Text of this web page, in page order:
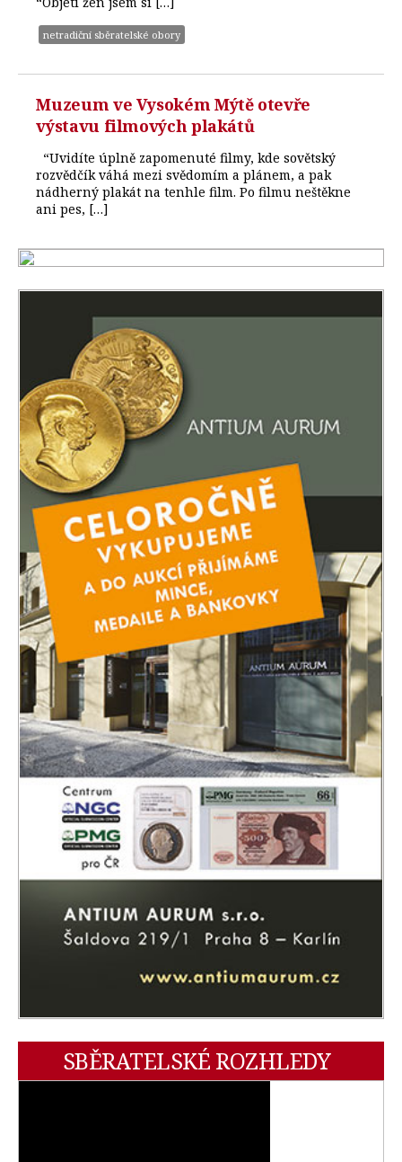
netradiční sběratelské obory
Muzeum ve Vysokém Mýtě otevře
výstavu filmových plakátů
“Uvidíte úplně zapomenuté filmy, kde sovětský
rozvědčík váhá mezi svědomím a plánem, a pak
nádherný plakát na tenhle film. Po filmu neštěkne
ani pes, […]
SBĚRATELSKÉ ROZHLEDY